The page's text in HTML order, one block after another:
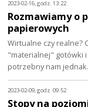
2023-02-16, godz. 13:22
Rozmawiamy o
papierowych
Wirtualne czy realne?
"materialnej" gotówki
potrzebny nam
2023-02-09, godz. 09:52
Stopy na